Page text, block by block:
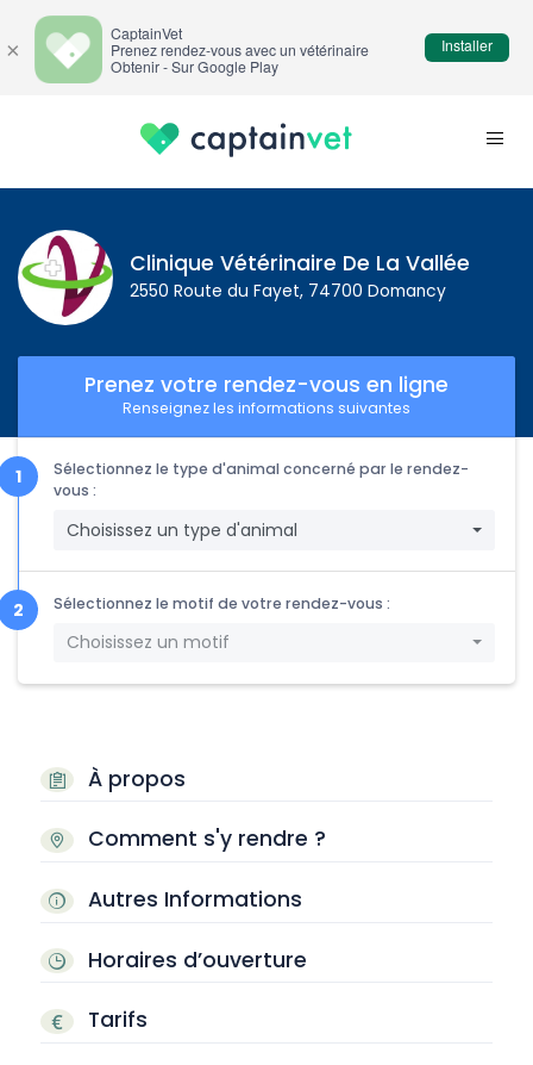
Clinique Vétérinaire De La Vallée
2550 Route du Fayet, 74700 Domancy
À propos
Comment s'y rendre ?
Autres Informations
Horaires d’ouverture
Tarifs
Prenez votre rendez-vous en ligne
Renseignez les informations suivantes
Sélectionnez le type d'animal concerné par le rendez-
vous :
Choisissez un type d'animal
Sélectionnez le motif de votre rendez-vous :
Choisissez un motif
×
CaptainVet
Prenez rendez-vous avec un vétérinaire
Obtenir - Sur Google Play
Installer